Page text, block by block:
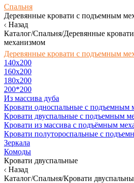
Спальня
Деревянные кровати с подъемным
Назад
Каталог/Спальня/Деревянные
механизмом
Деревянные кровати с подъемным
140x200
160х200
180х200
200*200
Из массива дуба
Кровати односпальные с подъемным
Кровати двуспальные с подъемным
Кровати из массива с подъёмным
Кровати полутороспальные с
Зеркала
Комоды
Кровати двуспальные
Назад
Каталог/Спальня/Кровати